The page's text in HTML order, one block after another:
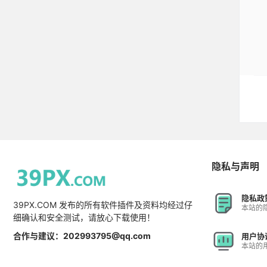
39PX.COM 发布的所有软件插件及资料均经过仔
细确认和安全测试，请放心下载使用！
合作与建议：202993795@qq.com
隐私与声明
隐私政
本站的
用户协
本站的